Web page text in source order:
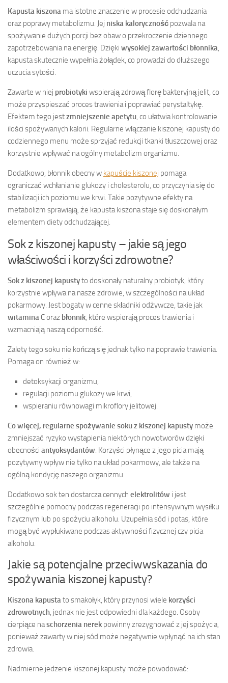
Kapusta kiszona ma istotne znaczenie w procesie odchudzania
oraz poprawy metabolizmu. Jej niska kaloryczność pozwala na
spożywanie dużych porcji bez obaw o przekroczenie dziennego
zapotrzebowania na energię. Dzięki wysokiej zawartości błonnika,
kapusta skutecznie wypełnia żołądek, co prowadzi do dłuższego
uczucia sytości.
Zawarte w niej probiotyki wspierają zdrową florę bakteryjną jelit, co
może przyspieszać proces trawienia i poprawiać perystaltykę.
Efektem tego jestzmniejszenie apetytu, co ułatwia kontrolowanie
ilości spożywanych kalorii. Regularne włączanie kiszonej kapusty do
codziennego menu może sprzyjać redukcji tkanki tłuszczowej oraz
korzystnie wpływać na ogólny metabolizm organizmu.
Dodatkowo, błonnik obecny w kapuście kiszonej pomaga
ograniczać wchłanianie glukozy i cholesterolu, co przyczynia się do
stabilizacji ich poziomu we krwi. Takie pozytywne efekty na
metabolizm sprawiają, że kapusta kiszona staje się doskonałym
elementem diety odchudzającej.
Sok z kiszonej kapusty – jakie są jego
właściwości i korzyści zdrowotne?
Sok z kiszonej kapustyto doskonały naturalny probiotyk, który
korzystnie wpływa na nasze zdrowie, w szczególności na układ
pokarmowy. Jest bogaty w cenne składniki odżywcze, takie jak
witamina Coraz błonnik, które wspierają proces trawienia i
wzmacniają naszą odporność.
Zalety tego soku nie kończą się jednak tylko na poprawie trawienia.
Pomaga on również w:
detoksykacji organizmu,
regulacji poziomu glukozy we krwi,
wspieraniu równowagi mikroflory jelitowej.
Co więcej, regularne spożywanie soku z kiszonej kapusty może
zmniejszać ryzyko wystąpienia niektórych nowotworów dzięki
obecności antyoksydantów. Korzyści płynące z jego picia mają
pozytywny wpływ nie tylko na układ pokarmowy, ale także na
ogólną kondycję naszego organizmu.
Dodatkowo sok ten dostarcza cennych elektrolitów i jest
szczególnie pomocny podczas regeneracji po intensywnym wysiłku
fizycznym lub po spożyciu alkoholu. Uzupełnia sód i potas, które
mogą być wypłukiwane podczas aktywności fizycznej czy picia
alkoholu.
Jakie są potencjalne przeciwwskazania do
spożywania kiszonej kapusty?
Kiszona kapustato smakołyk, który przynosi wiele korzyści
zdrowotnych, jednak nie jest odpowiedni dla każdego. Osoby
cierpiące naschorzenia nerek powinny zrezygnować z jej spożycia,
ponieważ zawarty w niej sód może negatywnie wpłynąć na ich stan
zdrowia.
Nadmierne jedzenie kiszonej kapusty może powodować: